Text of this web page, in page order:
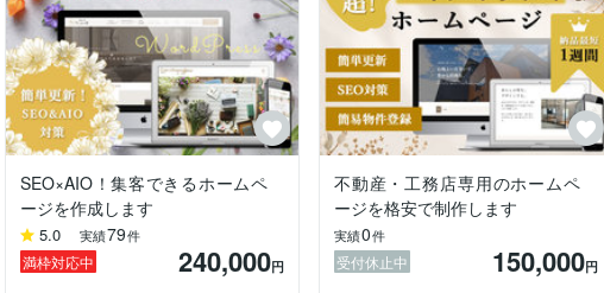
格や文章など自分で編集可能！
ししています。
けで制作会社に高い更新料を払っていたけど自分で変更できるようになって良
ロンやお店をオープンする、そんな個人事業主さまや中小企業さま向けのホ
きく左右されます。
か？
SEO×AIO！集客できるホームペ
ージを作成します
5.0 実績79件
満枠対応中 240,000円
不動産・工務店専用のホームペ
ージを格安で制作します
実績0件
受付休止中 150,000円